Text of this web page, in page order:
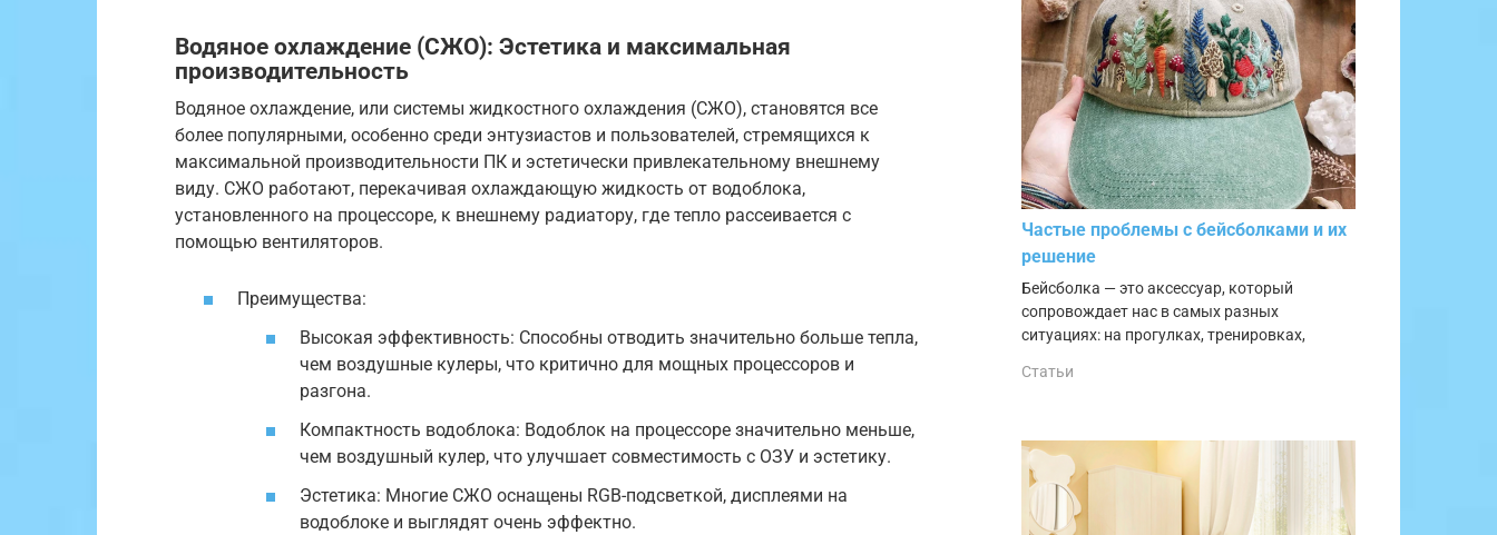
Водяное охлаждение (СЖО): Эстетика и максимальная
производительность
Водяное охлаждение, или системы жидкостного охлаждения (СЖО), становятся все
более популярными, особенно среди энтузиастов и пользователей, стремящихся к
максимальной производительности ПК и эстетически привлекательному внешнему
виду. СЖО работают, перекачивая охлаждающую жидкость от водоблока,
установленного на процессоре, к внешнему радиатору, где тепло рассеивается с
помощью вентиляторов.
Преимущества:
Высокая эффективность: Способны отводить значительно больше тепла,
чем воздушные кулеры, что критично для мощных процессоров и
разгона.
Компактность водоблока: Водоблок на процессоре значительно меньше,
чем воздушный кулер, что улучшает совместимость с ОЗУ и эстетику.
Эстетика: Многие СЖО оснащены RGB-подсветкой, дисплеями на
водоблоке и выглядят очень эффектно.
Частые проблемы с бейсболками и их
решение
Бейсболка — это аксессуар, который
сопровождает нас в самых разных
ситуациях: на прогулках, тренировках,
Статьи